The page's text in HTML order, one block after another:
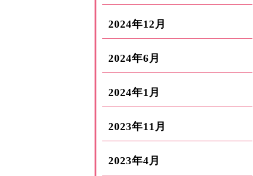
2024年12月
2024年6月
2024年1月
2023年11月
2023年4月